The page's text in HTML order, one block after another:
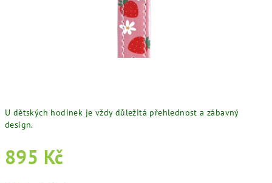
U dětských hodinek je vždy důležitá přehlednost a zábavný
design.
895 Kč